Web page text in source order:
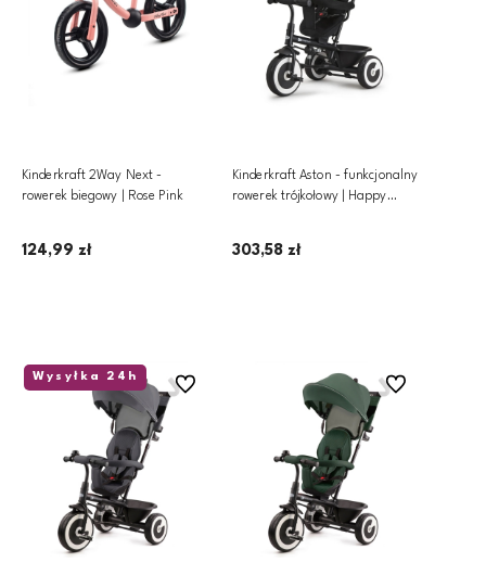
Kinderkraft 2Way Next -
rowerek biegowy | Rose Pink
124,99 zł
Kinderkraft Aston - funkcjonalny
rowerek trójkołowy | Happy
303,58 zł
Wysyłka 24h
Do ulubionych Do ulubionych